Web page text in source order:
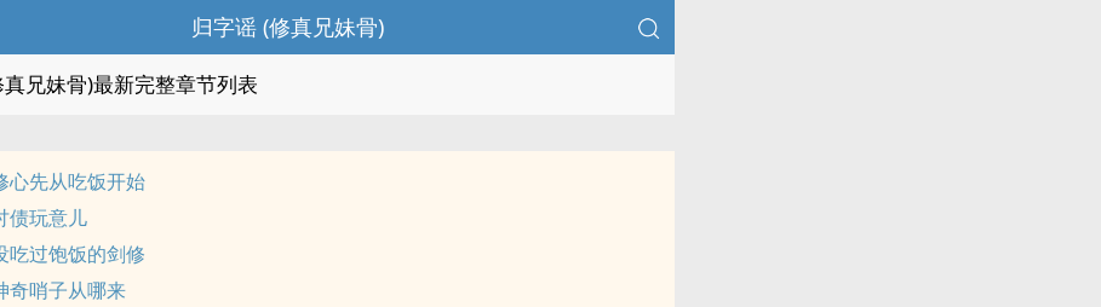
归字谣 (修真兄妹骨)
真兄妹骨)最新完整章节列表
心先从吃饭开始
债玩意儿
吃过饱饭的剑修
奇哨子从哪来